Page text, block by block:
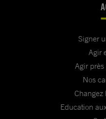
Signer
Agir
Agir
Nos
Changez
Education